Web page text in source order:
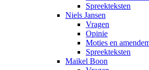
Spreekteksten
Niels Jansen
Vragen
Opinie
Moties en
Spreekteksten
Maikel Boon